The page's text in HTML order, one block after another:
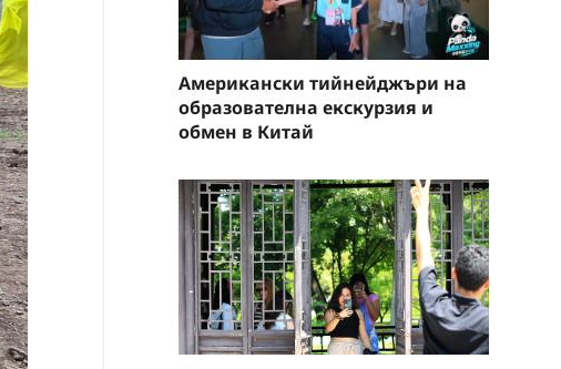
Американски тийнейджъри на
образователна екскурзия и
обмен в Китай